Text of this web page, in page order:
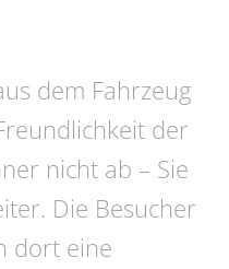
dem Fahrzeug
der
nicht ab – Sie
Die Besucher
dort eine